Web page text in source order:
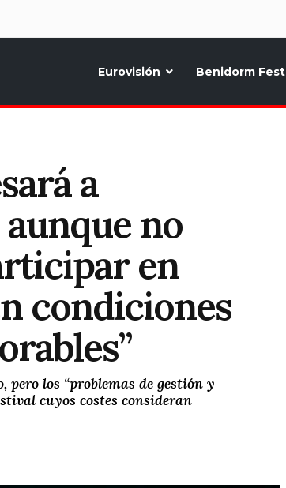
Eurovisión Benidorm Fest
a
no
en
condiciones
los “problemas de gestión y
cuyos costes consideran